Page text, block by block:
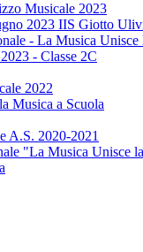
Musicale 2023
2023 IIS Giotto
- La Musica Unisce
- Classe 2C
2022
Musica a Scuola
A.S. 2020-2021
"La Musica Unisce